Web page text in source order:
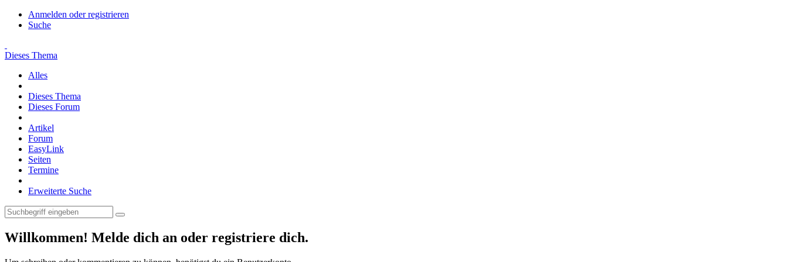
Anmelden oder registrieren
Suche
Dieses Thema
Alles
Dieses Thema
Dieses Forum
Artikel
Forum
EasyLink
Seiten
Termine
Erweiterte Suche
Willkommen! Melde dich an oder registriere dich.